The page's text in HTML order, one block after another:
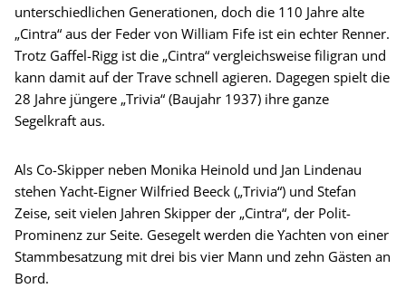
unterschiedlichen Generationen, doch die 110 Jahre alte
„Cintra“ aus der Feder von William Fife ist ein echter Renner.
Trotz Gaffel-Rigg ist die „Cintra“ vergleichsweise filigran und
kann damit auf der Trave schnell agieren. Dagegen spielt die
28 Jahre jüngere „Trivia“ (Baujahr 1937) ihre ganze
Segelkraft aus.
Als Co-Skipper neben Monika Heinold und Jan Lindenau
stehen Yacht-Eigner Wilfried Beeck („Trivia“) und Stefan
Zeise, seit vielen Jahren Skipper der „Cintra“, der Polit-
Prominenz zur Seite. Gesegelt werden die Yachten von einer
Stammbesatzung mit drei bis vier Mann und zehn Gästen an
Bord.